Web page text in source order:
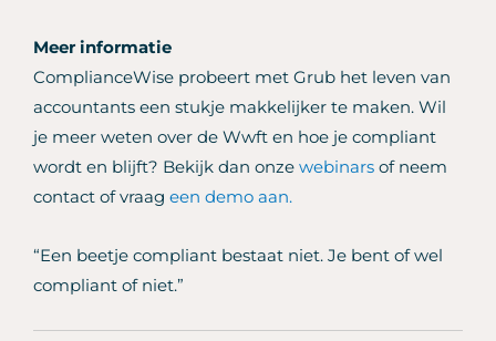
Meer informatie
ComplianceWise probeert met Grub het leven van
accountants een stukje makkelijker te maken. Wil
je meer weten over de Wwft en hoe je compliant
wordt en blijft? Bekijk dan onze webinars of neem
contact of vraag een demo aan.
“Een beetje compliant bestaat niet. Je bent of wel
compliant of niet.”